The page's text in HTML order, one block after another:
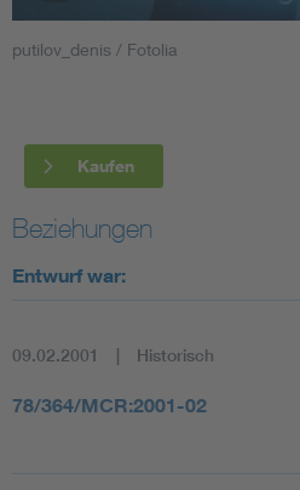
Smart Cities
Blitzschutz: DIN EN 62305 in
Circular Economy für mehr
putilov_denis / Fotolia
Kaufen
Beziehungen
Entwurf war:
09.02.2001 Historisch
78/364/MCR:2001-02